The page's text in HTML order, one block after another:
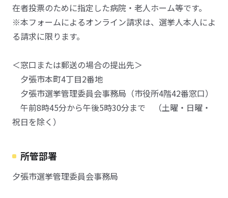
在者投票のために指定した病院・老人ホーム等です。
※本フォームによるオンライン請求は、選挙人本人によ
る請求に限ります。
＜窓口または郵送の場合の提出先＞
夕張市本町4丁目2番地
夕張市選挙管理委員会事務局（市役所4階42番窓口）
午前8時45分から午後5時30分まで （土曜・日曜・
祝日を除く）
所管部署
夕張市選挙管理委員会事務局